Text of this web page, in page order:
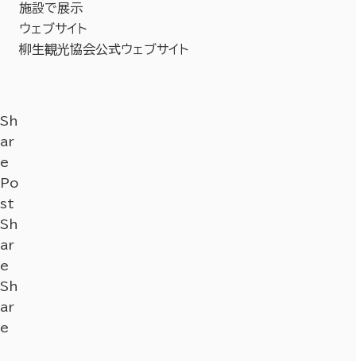
施設で展示
ウェブサイト
柳生観光協会公式ウェブサイト
Sh
ar
e
Po
st
Sh
ar
e
Sh
ar
e